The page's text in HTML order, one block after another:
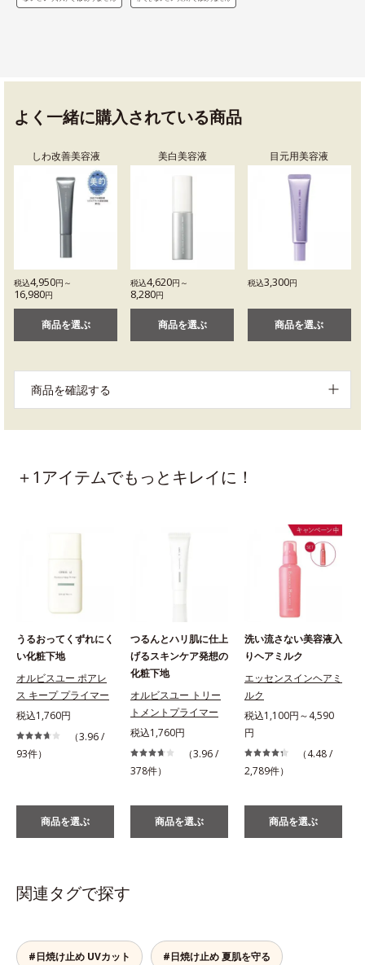
よく一緒に購入されている商品
しわ改善美容液
税込4,950円～
16,980円
商品を選ぶ
美白美容液
税込4,620円～
8,280円
商品を選ぶ
目元用美容液
税込3,300円
商品を選ぶ
商品を確認する
＋1アイテムでもっとキレイに！
うるおってくずれにく
い化粧下地
オルビスユー ポアレ
ス キープ プライマー
税込1,760円
（3.96 /
93件）
商品を選ぶ
つるんとハリ肌に仕上
げるスキンケア発想の
化粧下地
オルビスユー トリー
トメントプライマー
税込1,760円
（3.96 /
378件）
商品を選ぶ
洗い流さない美容液入
りヘアミルク
エッセンスインヘアミ
ルク
税込1,100円～4,590
円
（4.48 /
2,789件）
商品を選ぶ
関連タグで探す
#日焼け止め UVカット #日焼け止め 夏肌を守る